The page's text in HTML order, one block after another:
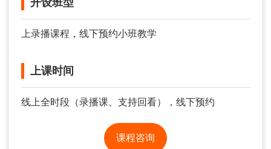
开设班型
上录播课程，线下预约小班教学
上课时间
线上全时段（录播课、支持回看），线下预约
课程咨询